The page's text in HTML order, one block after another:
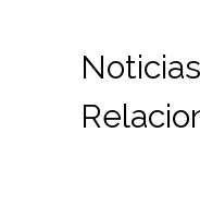
Noticias